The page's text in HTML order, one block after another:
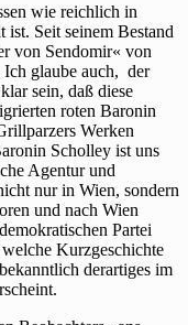
wie reichlich in
ist. Seit seinem Bestand
von Sendomir« von
glaube auch, der
sein, daß diese
roten Baronin
Werken
Scholley ist uns
Agentur und
nur in Wien, sondern
und nach Wien
Partei
Kurzgeschichte
derartiges im